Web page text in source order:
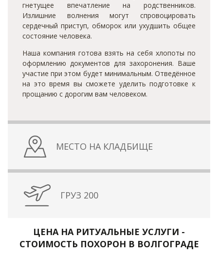
гнетущее впечатление на родственников.
Излишние волнения могут спровоцировать
сердечный приступ, обморок или ухудшить общее
состояние человека.
Наша компания готова взять на себя хлопоты по
оформлению документов для захоронения. Ваше
участие при этом будет минимальным. Отведённое
на это время вы сможете уделить подготовке к
прощанию с дорогим вам человеком.
МЕСТО НА КЛАДБИЩЕ
ГРУЗ 200
ЦЕНА НА РИТУАЛЬНЫЕ УСЛУГИ -
СТОИМОСТЬ ПОХОРОН В ВОЛГОГРАДЕ